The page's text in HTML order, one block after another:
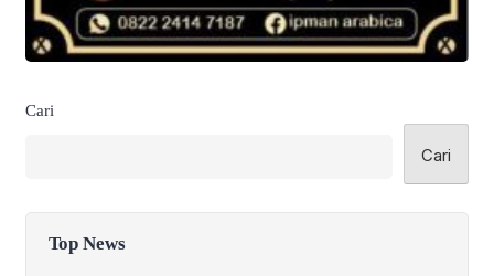
Cari
Cari
Top News